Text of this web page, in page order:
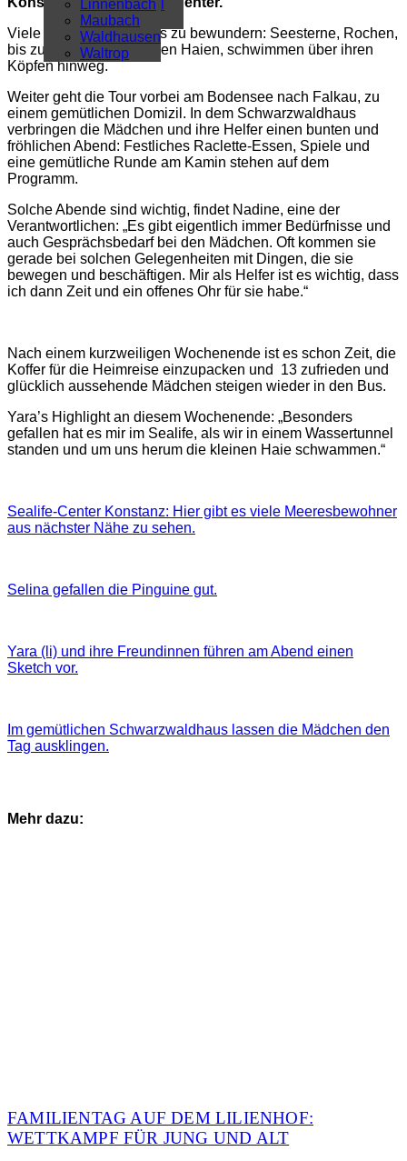
Überregional
Alle Artikel
Linnenbach
Maubach
Waldhausen
Waltrop
Viele Wassertiere gibt es zu bewundern: Seesterne, Rochen,
bis zu einem Meter langen Haien, schwimmen über ihren
Köpfen hinweg.
Weiter geht die Tour vorbei am Bodensee nach Falkau, zu
einem gemütlichen Domizil. In dem Schwarzwaldhaus
verbringen die Mädchen und ihre Helfer einen bunten und
fröhlichen Abend: Festliches Raclette-Essen, Spiele und
eine gemütliche Runde am Kamin stehen auf dem
Programm.
Solche Abende sind wichtig, findet Nadine, eine der
Verantwortlichen: „Es gibt eigentlich immer Bedürfnisse und
auch Gesprächsbedarf bei den Mädchen. Oft kommen sie
gerade bei solchen Gelegenheiten mit Dingen, die sie
bewegen und beschäftigen. Mir als Helfer ist es wichtig, dass
ich dann Zeit und ein offenes Ohr für sie habe.“
Nach einem kurzweiligen Wochenende ist es schon Zeit, die
Koffer für die Heimreise einzupacken und 13 zufrieden und
glücklich aussehende Mädchen steigen wieder in den Bus.
Yara’s Highlight an diesem Wochenende: „Besonders
gefallen hat es mir im Sealife, als wir in einem Wassertunnel
standen und um uns herum die kleinen Haie schwammen.“
Sealife-Center Konstanz: Hier gibt es viele Meeresbewohner
aus nächster Nähe zu sehen.
Selina gefallen die Pinguine gut.
Yara (li) und ihre Freundinnen führen am Abend einen
Sketch vor.
Im gemütlichen Schwarzwaldhaus lassen die Mädchen den
Tag ausklingen.
Mehr dazu:
FAMILIENTAG AUF DEM LILIENHOF:
WETTKAMPF FÜR JUNG UND ALT